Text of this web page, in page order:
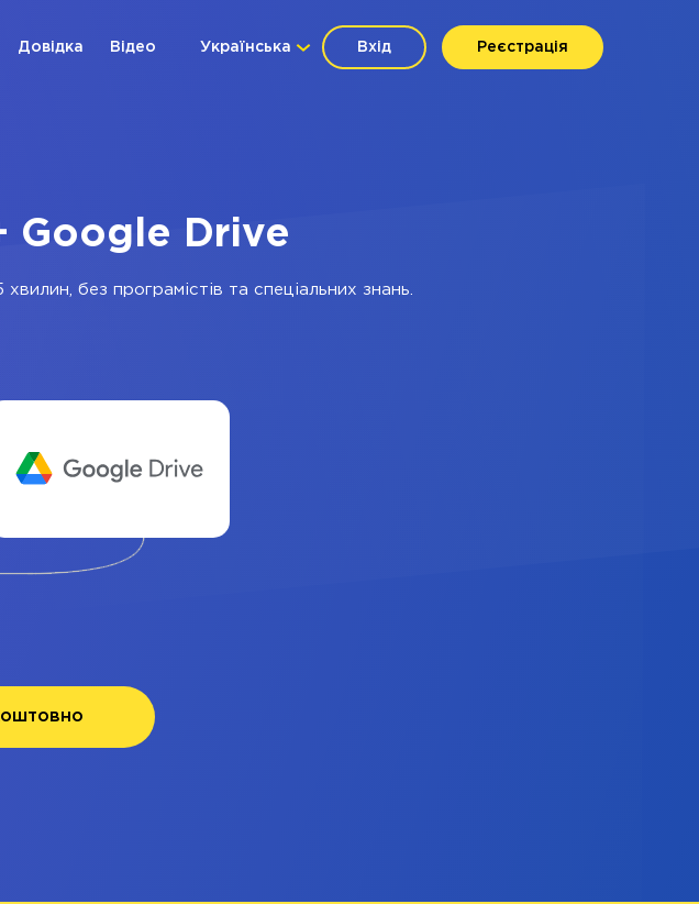
Вхід Реєстрація
Українська
Довідка Відео
Google Drive
без програмістів та спеціальних знань.